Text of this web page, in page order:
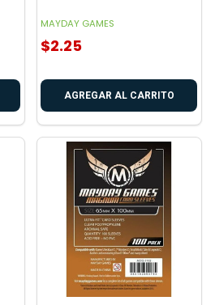
MAYDAY GAMES
$2.25
AGREGAR AL CARRITO